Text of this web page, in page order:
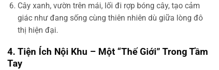
Cây xanh, vườn trên mái, lối đi rợp bóng cây, tạo cảm
giác như đang sống cùng thiên nhiên dù giữa lòng đô
thị hiện đại.
4. Tiện Ích Nội Khu – Một “Thế Giới” Trong Tầm
Tay